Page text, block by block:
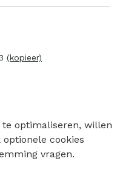
(kopieer)
optimaliseren, willen
cookies
vragen.